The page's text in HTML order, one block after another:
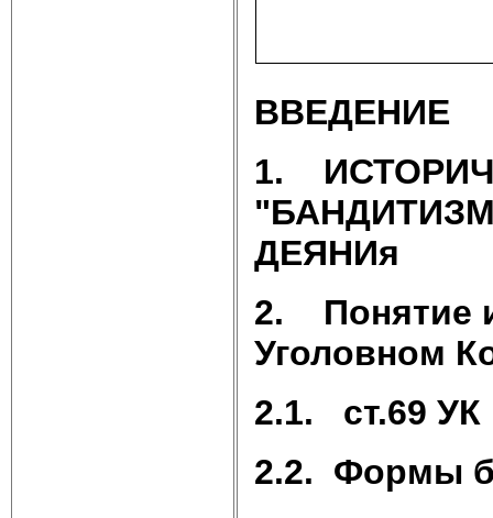
ВВЕДЕНИЕ
1.
ДЕЯНИя
2. Понятие
Уголовном
2.1.
ст.69
2.2. Формы